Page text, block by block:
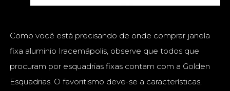
Como você está precisando de onde comprar janela
fixa aluminio Iracemápolis, observe que todos que
procuram por esquadrias fixas contam com a Golden
Esquadrias. O favoritismo deve-se a características,